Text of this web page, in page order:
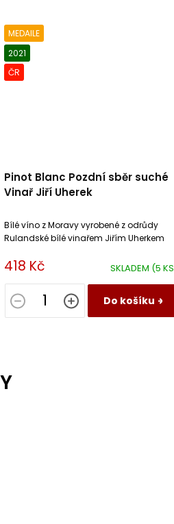
MEDAILE
2021
ČR
Pinot Blanc Pozdní sběr suché
Vinař Jiří Uherek
SKLADEM (5
418 Kč
Do košíku
Bílé víno z Moravy vyrobené z odrůdy
Rulandské bílé vinařem Jiřím Uherkem